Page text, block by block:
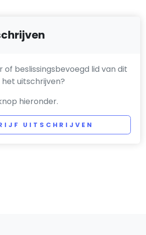
of beslissingsbevoegd lid van dit
uitschrijven?
hieronder.
UITSCHRIJVEN